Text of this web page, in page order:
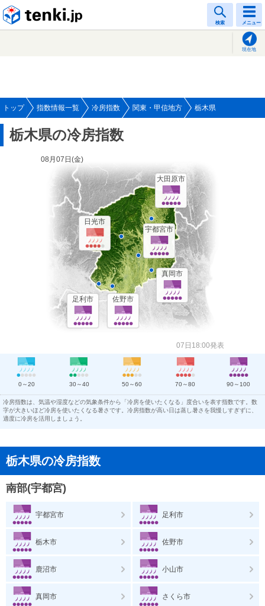
検索 メニュー
現在地
トップ 指数情報一覧 冷房指数 関東・甲信地方 栃木県
栃木県の冷房指数
08月07日(金)
宇都宮市
足利市 佐野市
日光市
真岡市
大田原市
07日18:00発表
0～20 30～40 50～60 70～80 90～100
冷房指数は、気温や湿度などの気象条件から「冷房を使いたくなる」度合いを表す指数です。数
字が大きいほど冷房を使いたくなる暑さです。冷房指数が高い日は蒸し暑さを我慢しすぎずに、
適度に冷房を活用しましょう。
栃木県の冷房指数
南部(宇都宮)
宇都宮市 足利市
栃木市 佐野市
鹿沼市 小山市
真岡市 さくら市